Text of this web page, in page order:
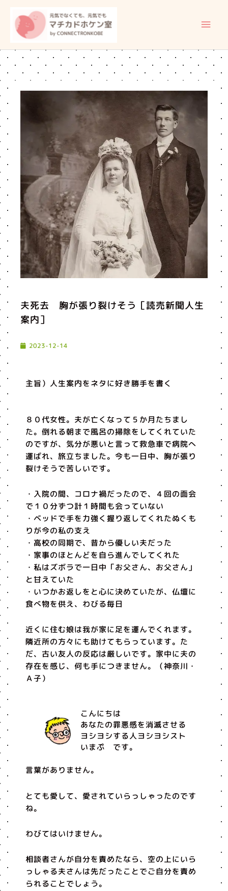
ッ
プ
イ
ン
メ
ニ
ュ
夫死去 胸が張り裂けそう［読売新聞人生
案内］
2023-12-14
主旨）人生案内をネタに好き勝手を書く
８０代女性。夫が亡くなって５か月たちまし
た。倒れる朝まで風呂の掃除をしてくれていた
のですが、気分が悪いと言って救急車で病院へ
運ばれ、旅立ちました。今も一日中、胸が張り
裂けそうで苦しいです。
・入院の間、コロナ禍だったので、４回の面会
で１０分ずつ計１時間も会っていない
・ベッドで手を力強く握り返してくれたぬくも
りが今の私の支え
・高校の同期で、昔から優しい夫だった
・家事のほとんどを自ら進んでしてくれた
・私はズボラで一日中「お父さん、お父さん」
と甘えていた
・いつかお返しをと心に決めていたが、仏壇に
食べ物を供え、わびる毎日
近くに住む娘は我が家に足を運んでくれます。
隣近所の方々にも助けてもらっています。た
だ、古い友人の反応は厳しいです。家中に夫の
存在を感じ、何も手につきません。（神奈川・
Ａ子）
こんにちは
あなたの罪悪感を消滅させる
ヨシヨシする人ヨシヨシスト
いまぷ です。
言葉がありません。
とても愛して、愛されていらっしゃったのです
ね。
わびてはいけません。
相談者さんが自分を責めたなら、空の上にいら
っしゃる夫さんは先だったことでご自分を責め
られることでしょう。